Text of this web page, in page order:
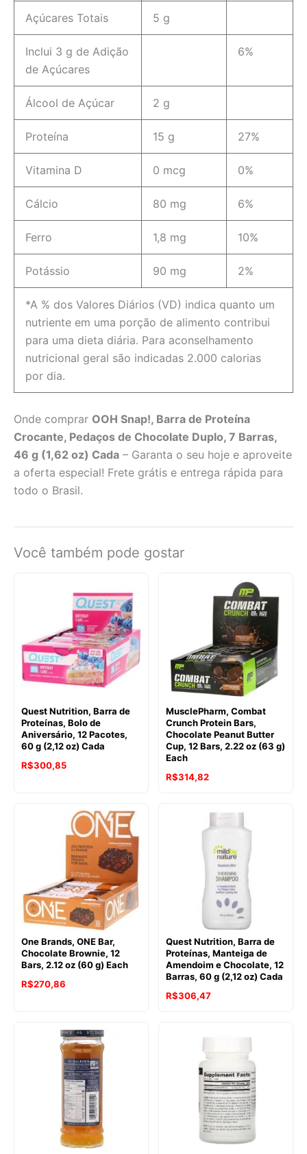
Açúcares Totais 5 g
Inclui 3 g de Adição
de Açúcares
6%
Álcool de Açúcar 2 g
Proteína 15 g 27%
Vitamina D 0 mcg 0%
Cálcio 80 mg 6%
Ferro 1,8 mg 10%
Potássio 90 mg 2%
*A % dos Valores Diários (VD) indica quanto um
nutriente em uma porção de alimento contribui
para uma dieta diária. Para aconselhamento
nutricional geral são indicadas 2.000 calorias
por dia.
Onde comprar OOH Snap!, Barra de Proteína
Crocante, Pedaços de Chocolate Duplo, 7 Barras,
46 g (1,62 oz) Cada – Garanta o seu hoje e aproveite
a oferta especial! Frete grátis e entrega rápida para
todo o Brasil.
Você também pode gostar
Quest Nutrition, Barra de
Proteínas, Bolo de
Aniversário, 12 Pacotes,
60 g (2,12 oz) Cada
R$300,85
MusclePharm, Combat
Crunch Protein Bars,
Chocolate Peanut Butter
Cup, 12 Bars, 2.22 oz (63 g)
Each
R$314,82
One Brands, ONE Bar,
Chocolate Brownie, 12
Bars, 2.12 oz (60 g) Each
R$270,86
Quest Nutrition, Barra de
Proteínas, Manteiga de
Amendoim e Chocolate, 12
Barras, 60 g (2,12 oz) Cada
R$306,47